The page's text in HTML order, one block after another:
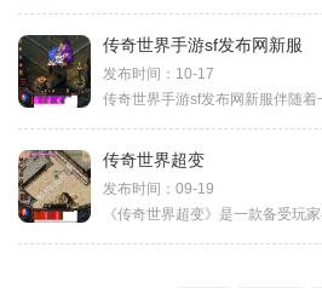
传奇世界手游sf发布网新服
发布时间：10-17
传奇世界超变
发布时间：09-19